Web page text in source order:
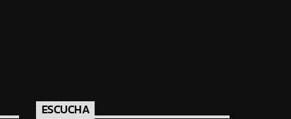
ESCUCHA